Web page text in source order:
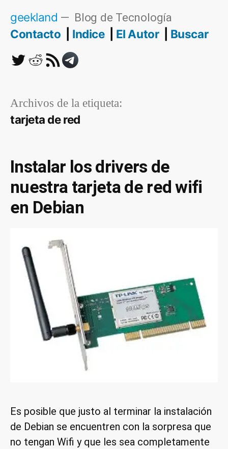
geekland Blog de Tecnología
Contacto Indice El Autor Buscar
TwitterReddit
RSSTelegram
Archivos de la etiqueta:
tarjeta de red
Instalar los drivers de
nuestra tarjeta de red wifi
en Debian
Es posible que justo al terminar la instalación
de Debian se encuentren con la sorpresa que
no tengan Wifi y que les sea completamente